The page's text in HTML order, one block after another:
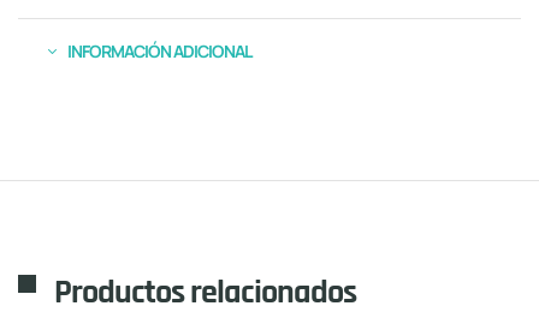
INFORMACIÓN ADICIONAL
Productos relacionados